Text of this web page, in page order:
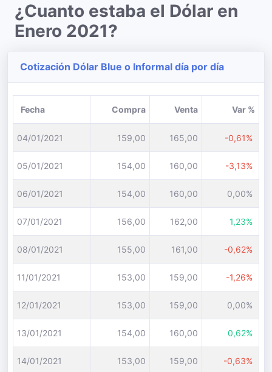
¿Cuanto estaba el Dólar en
Enero 2021?
Cotización Dólar Blue o Informal día por día
Fecha Compra Venta Var %
04/01/2021 159,00 165,00 -0,61%
05/01/2021 154,00 160,00 -3,13%
06/01/2021 154,00 160,00 0,00%
07/01/2021 156,00 162,00 1,23%
08/01/2021 155,00 161,00 -0,62%
11/01/2021 153,00 159,00 -1,26%
12/01/2021 153,00 159,00 0,00%
13/01/2021 154,00 160,00 0,62%
14/01/2021 153,00 159,00 -0,63%